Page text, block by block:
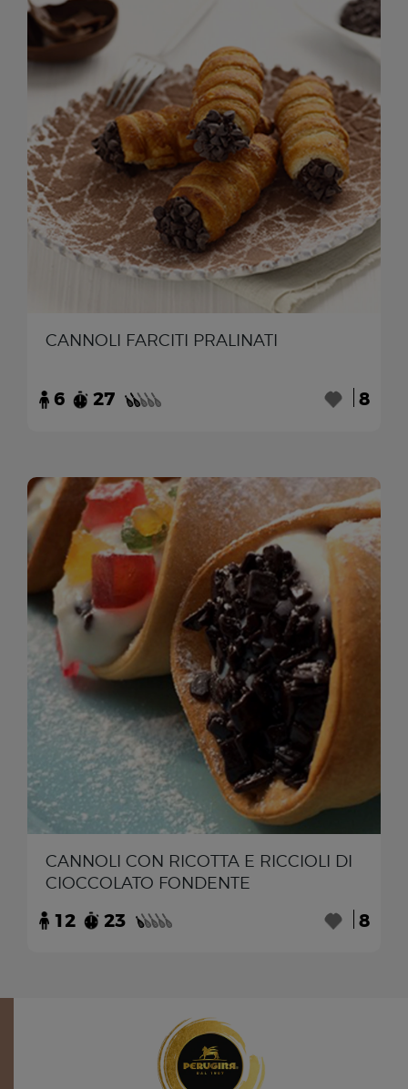
CANNOLI FARCITI PRALINATI
6 27 8
CANNOLI CON RICOTTA E RICCIOLI DI
CIOCCOLATO FONDENTE
12 23 8